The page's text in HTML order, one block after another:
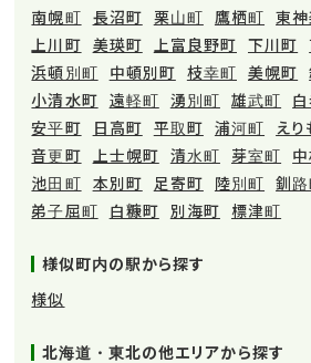
南幌町
長沼町 栗山町 鷹栖町 東
上川町
美瑛町 上富良野町 下川町
浜頓別町
中頓別町 枝幸町 美幌町
小清水町
遠軽町 湧別町 雄武町
安平町
日高町 平取町 浦河町 えり
音更町
上士幌町 清水町 芽室町
池田町
本別町 足寄町 陸別町 釧
弟子屈町
白糠町 別海町 標津町
様似町内の駅から探す
様似
北海道・東北の他エリアから探す